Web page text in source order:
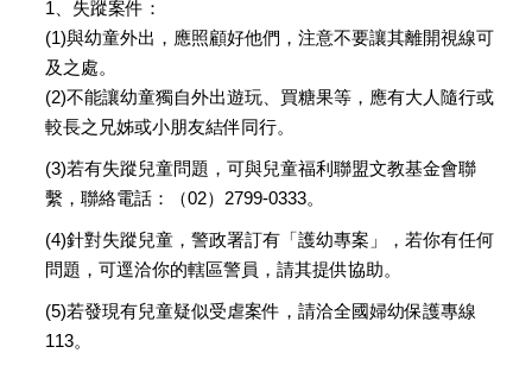
1、失蹤案件：
(1)與幼童外出，應照顧好他們，注意不要讓其離開視線可
及之處。
(2)不能讓幼童獨自外出遊玩、買糖果等，應有大人隨行或
較長之兄姊或小朋友結伴同行。
(3)若有失蹤兒童問題，可與兒童福利聯盟文教基金會聯
繫，聯絡電話：（02）2799-0333。
(4)針對失蹤兒童，警政署訂有「護幼專案」，若你有任何
問題，可逕洽你的轄區警員，請其提供協助。
(5)若發現有兒童疑似受虐案件，請洽全國婦幼保護專線
113。